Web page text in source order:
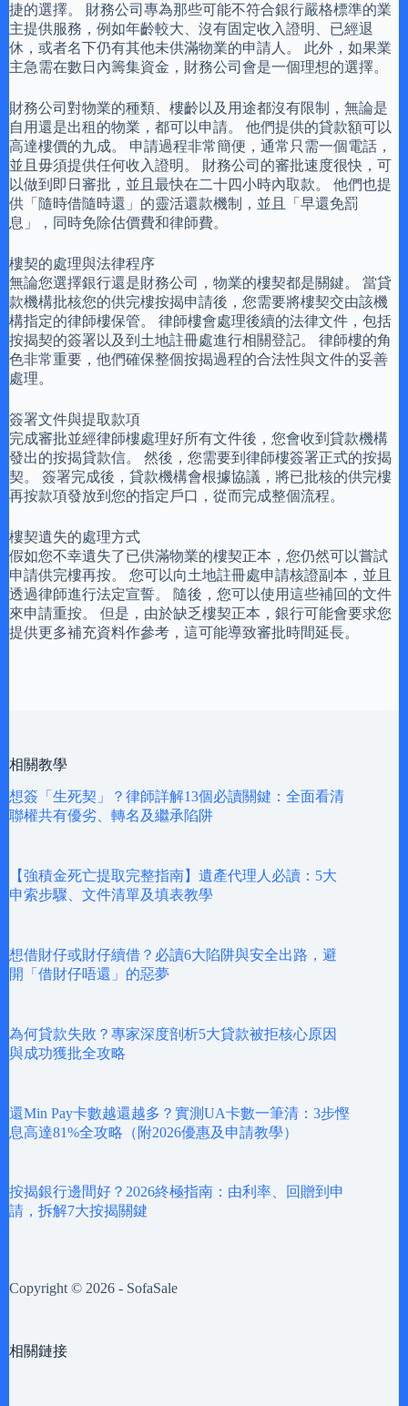
捷的選擇。 財務公司專為那些可能不符合銀行嚴格標準的業
主提供服務，例如年齡較大、沒有固定收入證明、已經退
休，或者名下仍有其他未供滿物業的申請人。 此外，如果業
主急需在數日內籌集資金，財務公司會是一個理想的選擇。
財務公司對物業的種類、樓齡以及用途都沒有限制，無論是
自用還是出租的物業，都可以申請。 他們提供的貸款額可以
高達樓價的九成。 申請過程非常簡便，通常只需一個電話，
並且毋須提供任何收入證明。 財務公司的審批速度很快，可
以做到即日審批，並且最快在二十四小時內取款。 他們也提
供「隨時借隨時還」的靈活還款機制，並且「早還免罰
息」，同時免除估價費和律師費。
樓契的處理與法律程序
無論您選擇銀行還是財務公司，物業的樓契都是關鍵。 當貸
款機構批核您的供完樓按揭申請後，您需要將樓契交由該機
構指定的律師樓保管。 律師樓會處理後續的法律文件，包括
按揭契的簽署以及到土地註冊處進行相關登記。 律師樓的角
色非常重要，他們確保整個按揭過程的合法性與文件的妥善
處理。
簽署文件與提取款項
完成審批並經律師樓處理好所有文件後，您會收到貸款機構
發出的按揭貸款信。 然後，您需要到律師樓簽署正式的按揭
契。 簽署完成後，貸款機構會根據協議，將已批核的供完樓
再按款項發放到您的指定戶口，從而完成整個流程。
樓契遺失的處理方式
假如您不幸遺失了已供滿物業的樓契正本，您仍然可以嘗試
申請供完樓再按。 您可以向土地註冊處申請核證副本，並且
透過律師進行法定宣誓。 隨後，您可以使用這些補回的文件
來申請重按。 但是，由於缺乏樓契正本，銀行可能會要求您
提供更多補充資料作參考，這可能導致審批時間延長。
相關教學
想簽「生死契」？律師詳解13個必讀關鍵：全面看清
聯權共有優劣、轉名及繼承陷阱
【強積金死亡提取完整指南】遺產代理人必讀：5大
申索步驟、文件清單及填表教學
想借財仔或財仔續借？必讀6大陷阱與安全出路，避
開「借財仔唔還」的惡夢
為何貸款失敗？專家深度剖析5大貸款被拒核心原因
與成功獲批全攻略
還Min Pay卡數越還越多？實測UA卡數一筆清：3步慳
息高達81%全攻略（附2026優惠及申請教學）
按揭銀行邊間好？2026終極指南：由利率、回贈到申
請，拆解7大按揭關鍵
Copyright © 2026 - SofaSale
相關鏈接